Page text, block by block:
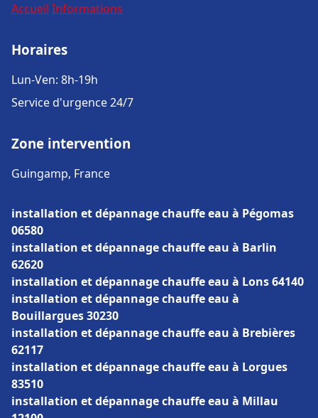
Accueil Informations
Horaires
Lun-Ven: 8h-19h
Service d'urgence 24/7
Zone intervention
Guingamp, France
installation et dépannage chauffe eau à Pégomas
06580
installation et dépannage chauffe eau à Barlin
62620
installation et dépannage chauffe eau à Lons 64140
installation et dépannage chauffe eau à
Bouillargues 30230
installation et dépannage chauffe eau à Brebières
62117
installation et dépannage chauffe eau à Lorgues
83510
installation et dépannage chauffe eau à Millau